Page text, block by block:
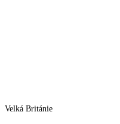
Velká Británie